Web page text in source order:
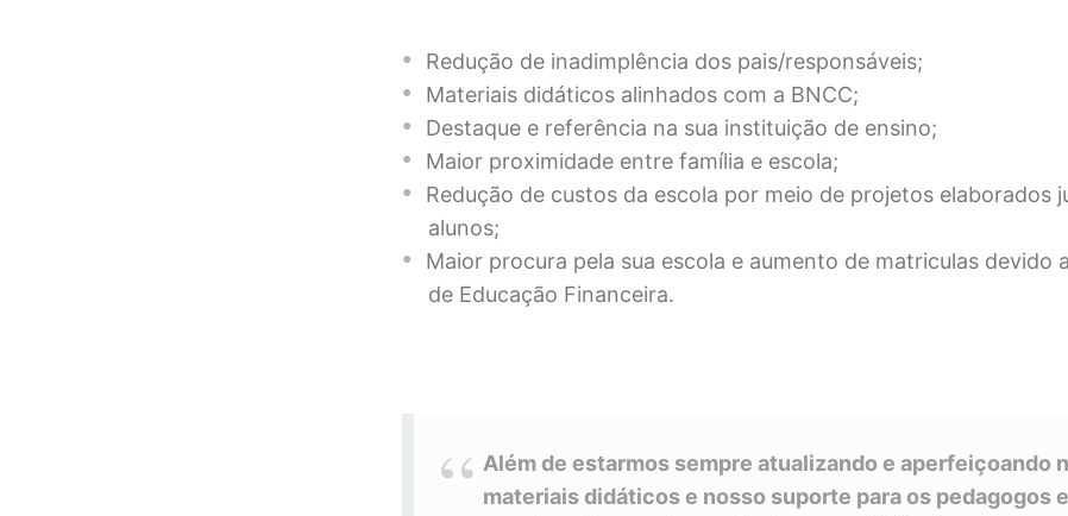
Redução de inadimplência dos pais/responsáveis;
Materiais didáticos alinhados com a BNCC;
Destaque e referência na sua instituição de ensino;
Maior proximidade entre família e escola;
Redução de custos da escola por meio de projetos elaborados
alunos;
Maior procura pela sua escola e aumento de matriculas devido
de Educação Financeira.
Além de estarmos sempre atualizando e aperfeiçoando
materiais didáticos e nosso suporte para os pedagogos e